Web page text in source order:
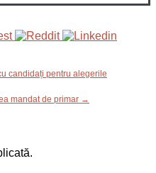
candidați pentru alegerile
mandat de primar →